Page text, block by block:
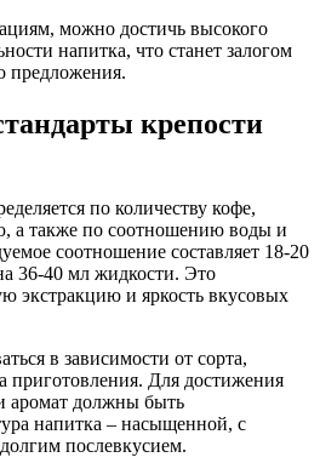
можно достичь высокого
напитка, что станет залогом
предложения.
крепости
по количеству кофе,
а также по соотношению воды и
соотношение составляет 18-20
36-40 мл жидкости. Это
экстракцию и яркость вкусовых
в зависимости от сорта,
приготовления. Для достижения
аромат должны быть
напитка – насыщенной, с
послевкусием.